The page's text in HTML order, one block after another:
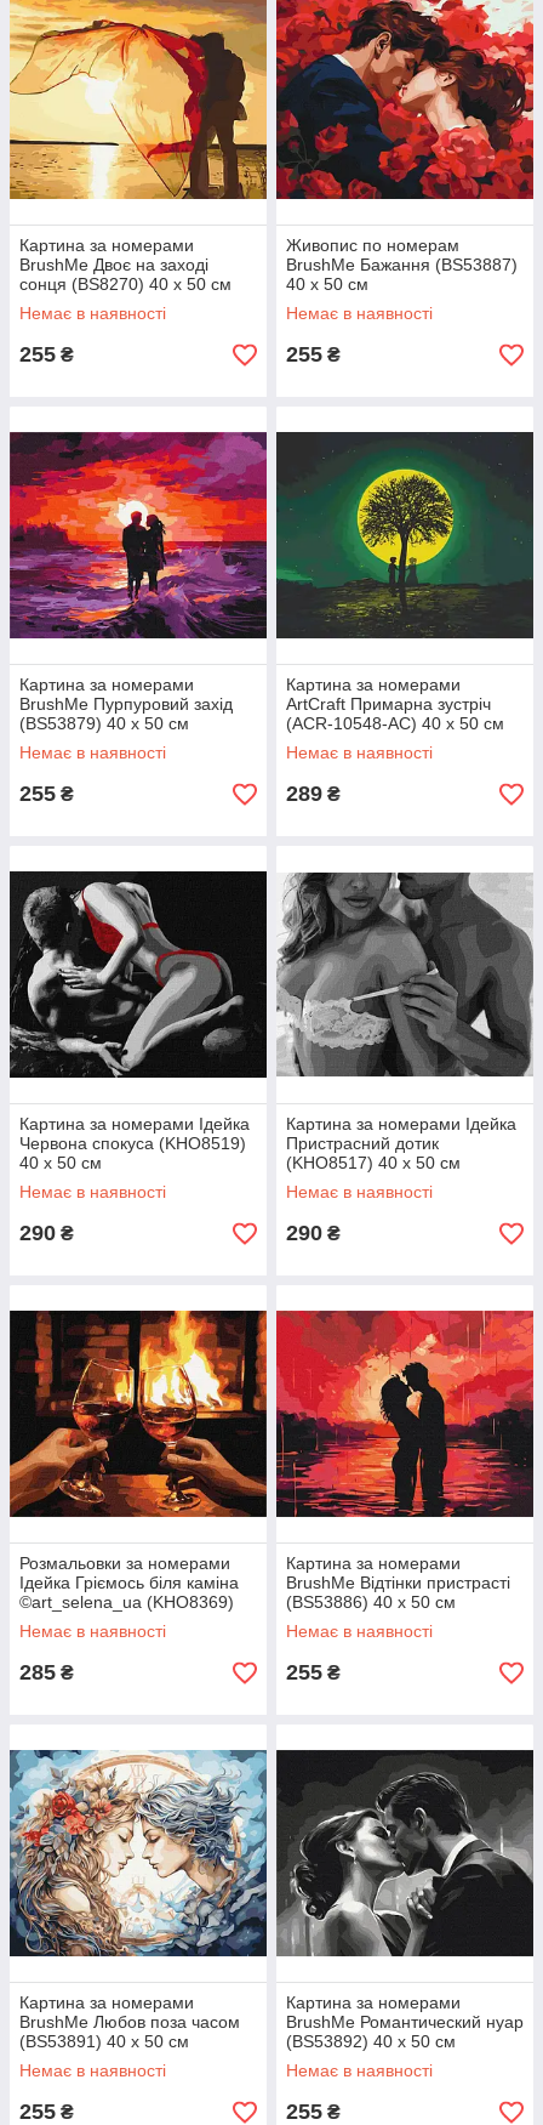
Картина за номерами
BrushMe Двоє на заході
сонця (BS8270) 40 х 50 см
Немає в наявності
255 ₴
Живопис по номерам
BrushMe Бажання (BS53887)
40 х 50 см
Немає в наявності
255 ₴
Картина за номерами
BrushMe Пурпуровий захід
(BS53879) 40 х 50 см
Немає в наявності
255 ₴
Картина за номерами
ArtCraft Примарна зустріч
(ACR-10548-AC) 40 х 50 см
Немає в наявності
289 ₴
Картина за номерами Ідейка
Червона спокуса (KHO8519)
40 х 50 см
Немає в наявності
290 ₴
Картина за номерами Ідейка
Пристрасний дотик
(KHO8517) 40 х 50 см
Немає в наявності
290 ₴
Розмальовки за номерами
Ідейка Гріємось біля каміна
©art_selena_ua (KHO8369)
40 х 50 см
Немає в наявності
285 ₴
Картина за номерами
BrushMe Відтінки пристрасті
(BS53886) 40 х 50 см
Немає в наявності
255 ₴
Картина за номерами
BrushMe Любов поза часом
(BS53891) 40 х 50 см
Немає в наявності
255 ₴
Картина за номерами
BrushMe Романтический нуар
(BS53892) 40 х 50 см
Немає в наявності
255 ₴